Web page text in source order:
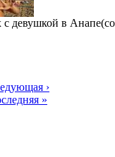
с девушкой в
›
»